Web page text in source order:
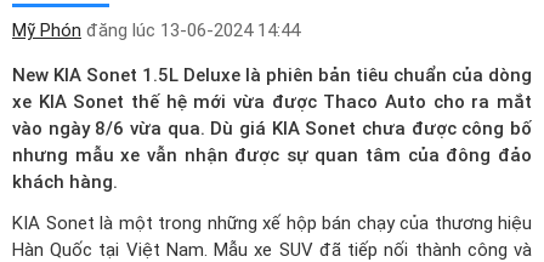
Mỹ Phón đăng lúc 13-06-2024 14:44
New KIA Sonet 1.5L Deluxe là phiên bản tiêu chuẩn của dòng
xe KIA Sonet thế hệ mới vừa được Thaco Auto cho ra mắt
vào ngày 8/6 vừa qua. Dù giá KIA Sonet chưa được công bố
nhưng mẫu xe vẫn nhận được sự quan tâm của đông đảo
khách hàng.
KIA Sonet là một trong những xế hộp bán chạy của thương hiệu
Hàn Quốc tại Việt Nam. Mẫu xe SUV đã tiếp nối thành công và